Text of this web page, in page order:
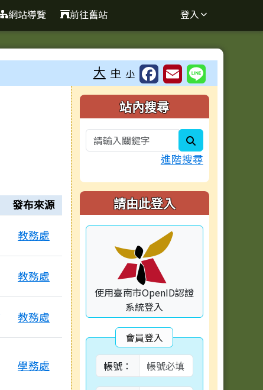
網站導覽 前往舊站 登入
大 中 小
發布來源
教務處
教務處
教務處
學務處
右邊區域內容
站內搜尋
進階搜尋
請由此登入
使用臺南市OpenID認證
系統登入
會員登入
帳號：